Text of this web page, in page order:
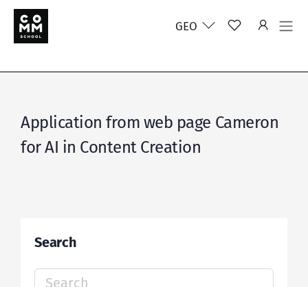
GEO
Application from web page Cameron
for AI in Content Creation
Search
Search